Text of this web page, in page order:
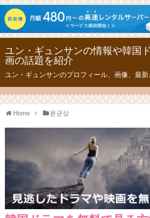
ユン・ギュンサンの情報や韓国
画の話題を紹介
ユン・ギュンサンのプロフィール、画像、最新
Home 윤균상